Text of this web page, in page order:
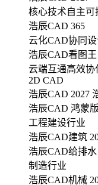
核心技术自主可
浩辰CAD 365
云化CAD协同
浩辰CAD看图王
云端互通高效协
2D CAD
浩辰CAD 2027
浩辰CAD 鸿蒙
工程建设行业
浩辰CAD建筑
浩辰CAD给排水
制造行业
浩辰CAD机械